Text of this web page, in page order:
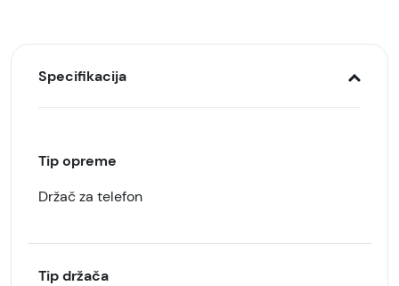
Specifikacija
Tip opreme
Držač za telefon
Tip držača